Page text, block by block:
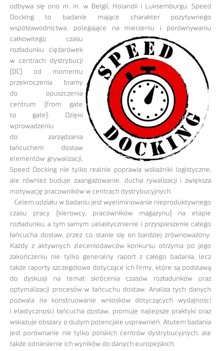
odbywa się ono m. in. w Belgii, Holandii i Luksemburgu. Speed
Docking to badanie mające charakter pozytywnego
współzawodnictwa, polegające na mierzeniu i porównywaniu
całkowitego czasu
rozładunku ciężarówek
w centrach dystrybucji
(DC) od momentu
przekroczenia bramy
do opuszczenia
centrum (from gate
to gate). Dzięki
wprowadzeniu
do zarządzania
łańcuchem dostaw
elementów grywalizacji,
Speed Docking nie tylko realnie poprawia wskaźniki logistyczne,
ale również buduje zaangażowanie, ducha rywalizacji i zwiększa
motywację pracowników w centrach dystrybucyjnych.
Celem udziału w badaniu jest wyeliminowanie nieproduktywnego
czasu pracy (kierowcy, pracowników magazynu) na etapie
rozładunku, a tym samym uelastycznienie i przyspieszenie całego
łańcucha dostaw, przez co stanie się on bardziej zrównoważony.
Każdy z aktywnych zleceniodawców konkursu otrzyma po jego
zakończeniu nie tylko generalny raport z całego badania, lecz
także raporty szczegółowe dotyczące ich firmy, które są podstawą
do dyskusji na temat skrócenia czasów rozładunków oraz
optymalizacji procesów w łańcuchu dostaw. Analiza tych danych
pozwala na konstruowanie wniosków dotyczących wydajności
i elastyczności łańcucha dostaw, promuje najlepsze praktyki oraz
wskazuje obszary o dużym potencjale usprawnień. Atutem badania
jest porównanie nie tylko polskich centrów dystrybucyjnych, ale
także odniesienie ich wyników do danych europejskich.